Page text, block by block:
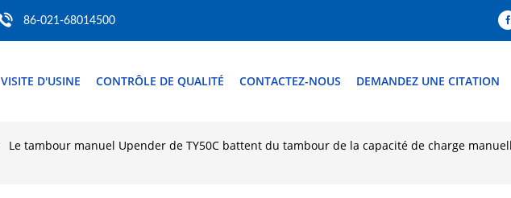
86-021-68014500
VISITE D'USINE CONTRÔLE DE QUALITÉ CONTACTEZ-NOUS DEMANDEZ UNE CITATION
Le tambour manuel Upender de TY50C battent du tambour de la capacité de charge